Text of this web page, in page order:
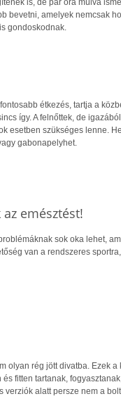
is, de pár óra múlva
bevetni, amelyek nemcsak
gondoskodnak.
étkezés, tartja a
így. A felnőttek, de
esetben szükséges lenne.
gabonapelyhet.
emésztést!
sok oka lehet,
van a rendszeres
olyan rég jött divatba. Ezek
fitten tartanak,
verziók alatt persze nem a